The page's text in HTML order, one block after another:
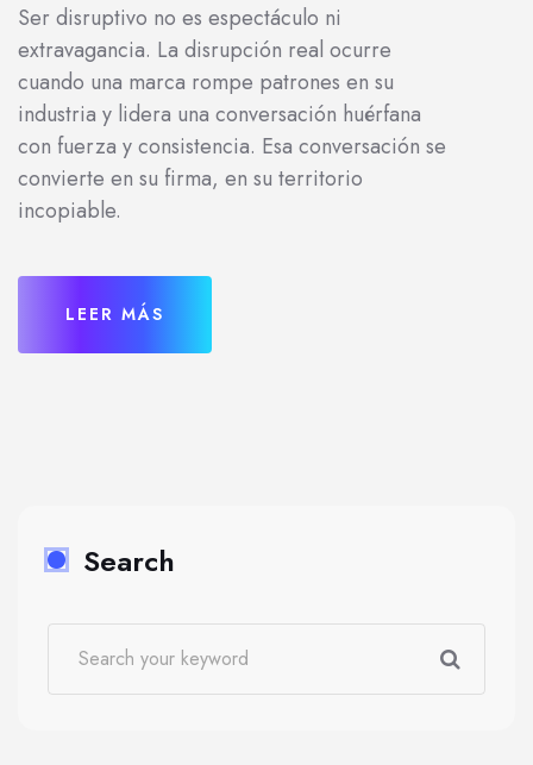
Ser disruptivo no es espectáculo ni
extravagancia. La disrupción real ocurre
cuando una marca rompe patrones en su
industria y lidera una conversación huérfana
con fuerza y consistencia. Esa conversación se
convierte en su firma, en su territorio
incopiable.
LEER MÁS
Search